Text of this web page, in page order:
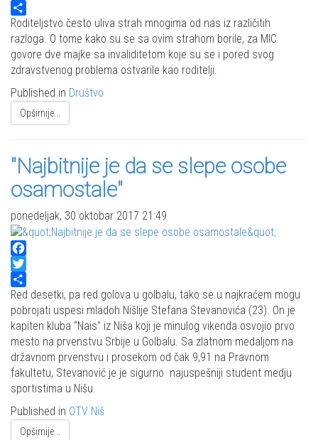
Twitter
Share
Roditeljstvo često uliva strah mnogima od nas iz različitih
razloga. O tome kako su se sa ovim strahom borile, za MIC
govore dve majke sa invaliditetom koje su se i pored svog
zdravstvenog problema ostvarile kao roditelji.
Published in Društvo
Opširnije...
"Najbitnije je da se slepe osobe
osamostale"
ponedeljak, 30 oktobar 2017 21:49
Facebook
Twitter
Share
Red desetki, pa red golova u golbalu, tako se u najkraćem mogu
pobrojati uspesi mladoh Nišlije Stefana Stevanovića (23). On je
kapiten kluba "Nais" iz Niša koji je minulog vikenda osvojio prvo
mesto na prvenstvu Srbije u Golbalu. Sa zlatnom medaljom na
državnom prvenstvu i prosekom od čak 9,91 na Pravnom
fakultetu, Stevanović je je sigurno najuspešniji student medju
sportistima u Nišu.
Published in OTV Niš
Opširnije...